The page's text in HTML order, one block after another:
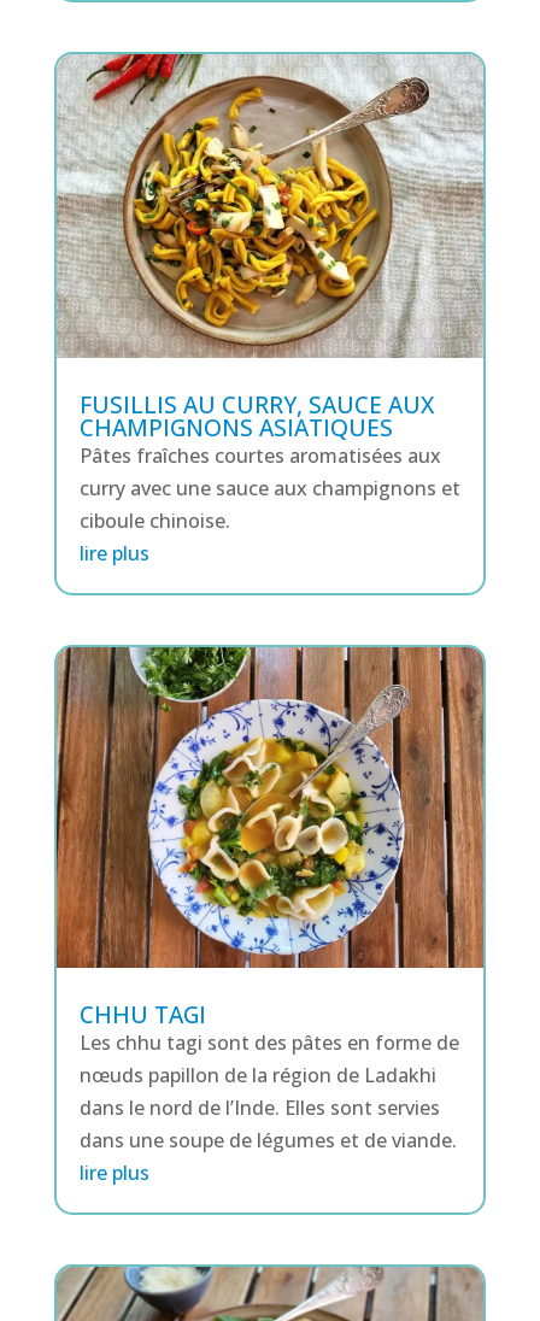
FUSILLIS AU CURRY, SAUCE AUX
CHAMPIGNONS ASIATIQUES
Pâtes fraîches courtes aromatisées aux
curry avec une sauce aux champignons et
ciboule chinoise.
lire plus
CHHU TAGI
Les chhu tagi sont des pâtes en forme de
nœuds papillon de la région de Ladakhi
dans le nord de l’Inde. Elles sont servies
dans une soupe de légumes et de viande.
lire plus